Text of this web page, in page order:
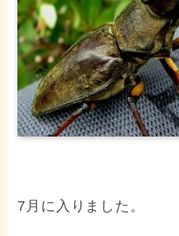
7月に入りました。